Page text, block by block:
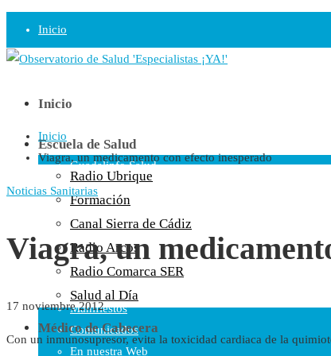
Inicio
Observatorio
Opinión
Radio
Guadalinfo Salud
Radio Guadalete
COPE Pontevedra
Salud en Radio Ubrique
Salud en Verano
Plataforma
Manifiestos
Comunicados
En nuestra Web
Inicio
Escuela de Salud
Radio Ubrique
Formación
Canal Sierra de Cádiz
Radio Arcos
Radio Comarca SER
Salud al Día
Médico de Cabecera
Inicio
Viagra, un medicamento con efecto inesperado
Noticias Sanitarias
Viagra, un
17 noviembre 2012
Con un inmunosupresor, evita la toxicidad cardiaca de la